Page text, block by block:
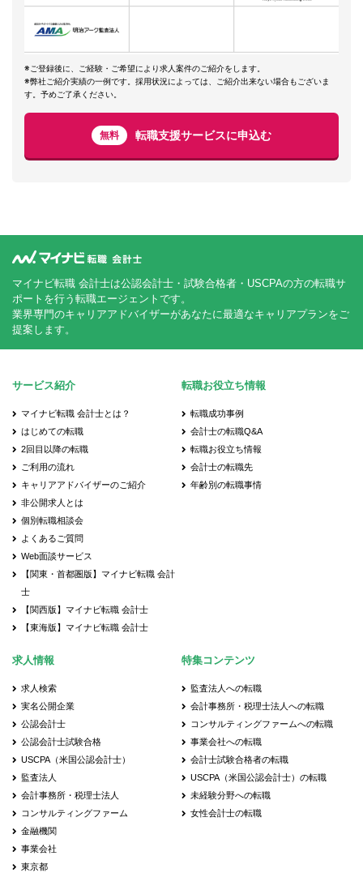
※ご登録後に、ご経験・ご希望により求人案件のご紹介をします。
※弊社ご紹介実績の一例です。採用状況によっては、ご紹介出来ない場合もございま
す。予めご了承ください。
無料 転職支援サービスに申込む
マイナビ転職 会計士は公認会計士・試験合格者・USCPAの方の転職サ
ポートを行う転職エージェントです。
業界専門のキャリアアドバイザーがあなたに最適なキャリアプランをご
提案します。
サービス紹介
マイナビ転職 会計士とは？
はじめての転職
2回目以降の転職
ご利用の流れ
キャリアアドバイザーのご紹介
非公開求人とは
個別転職相談会
よくあるご質問
Web面談サービス
【関東・首都圏版】マイナビ転職 会計
士
【関西版】マイナビ転職 会計士
【東海版】マイナビ転職 会計士
転職お役立ち情報
転職成功事例
会計士の転職Q&A
転職お役立ち情報
会計士の転職先
年齢別の転職事情
求人情報
求人検索
実名公開企業
公認会計士
公認会計士試験合格
USCPA（米国公認会計士）
監査法人
会計事務所・税理士法人
コンサルティングファーム
金融機関
事業会社
東京都
特集コンテンツ
監査法人への転職
会計事務所・税理士法人への転職
コンサルティングファームへの転職
事業会社への転職
会計士試験合格者の転職
USCPA（米国公認会計士）の転職
未経験分野への転職
女性会計士の転職